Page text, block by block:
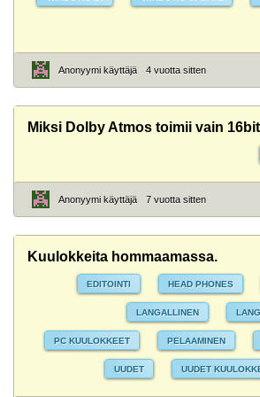
Anonyymi käyttäjä 4 vuotta sitten
Miksi Dolby Atmos toimii vain
Anonyymi käyttäjä 7 vuotta sitten
Kuulokkeita hommaamassa.
EDITOINTI HEAD PHONES
LANGALLINEN
PC KUULOKKEET PELAAMINEN
UUDET UUDET